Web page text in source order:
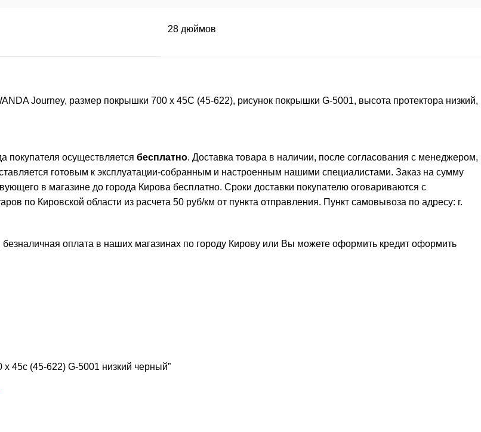
28 дюймов
Journey, размер покрышки 700 х 45C (45-622), рисунок покрышки G-5001, высота протектора низкий,
покупателя осуществляется бесплатно. Доставка товара в наличии, после согласования с менеджером,
готовым к эксплуатации-собранным и настроенным нашими специалистами. Заказ на сумму
в магазине до города Кирова бесплатно. Сроки доставки покупателю оговариваются с
по Кировской области из расчета 50 руб/км от пункта отправления. Пункт самовывоза по адресу: г.
оплата в наших магазинах по городу Кирову или Вы можете оформить кредит оформить
45c (45-622) G-5001 низкий черный”